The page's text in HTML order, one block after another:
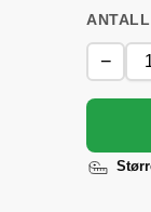
ANTALL
−